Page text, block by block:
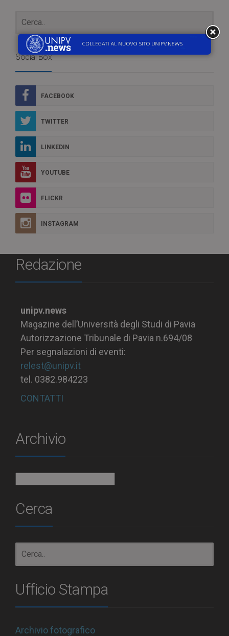
Social Box
FACEBOOK
TWITTER
LINKEDIN
YOUTUBE
FLICKR
INSTAGRAM
Redazione
unipv.news
Magazine dell’Università degli Studi di Pavia
Autorizzazione Tribunale di Pavia n.694/08
Per segnalazioni di eventi:
relest@unipv.it
tel. 0382.984223
CONTATTI
Archivio
Cerca
Ufficio Stampa
Archivio fotografico